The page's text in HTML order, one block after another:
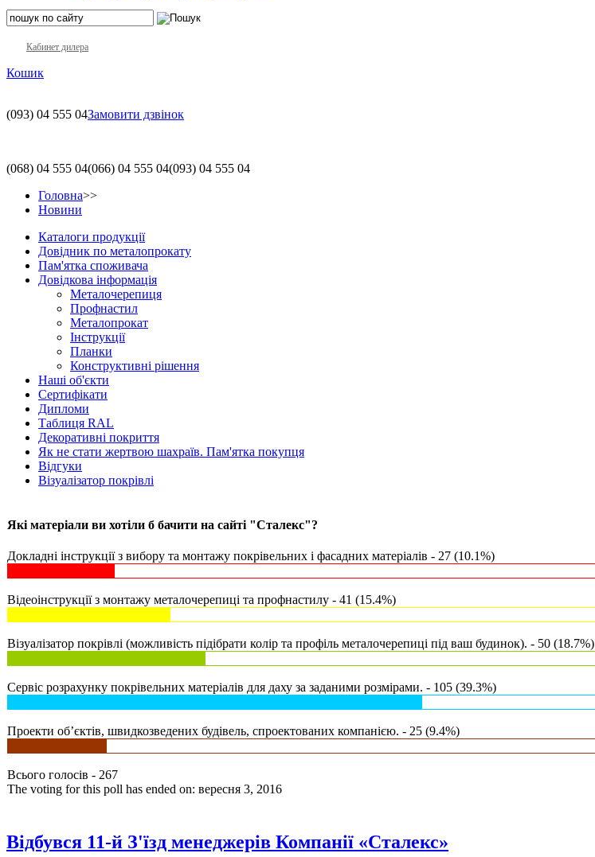
Кабинет дилера
Кошик
(093) 04 555 04Замовити дзвінок
(068) 04 555 04(066) 04 555 04(093) 04 555 04
Головна>>
Новини
Каталоги продукції
Довідник по металопрокату
Пам'ятка споживача
Довідкова інформація
Металочерепиця
Профнастил
Металопрокат
Інструкції
Планки
Конструктивні рішення
Наші об'єкти
Сертифікати
Дипломи
Таблиця RAL
Декоративні покриття
Як не стати жертвою шахраїв. Пам'ятка покупця
Відгуки
Візуалізатор покрівлі
Які матеріали ви хотіли б бачити на сайті "Сталекс"?
Докладні інструкції з вибору та монтажу покрівельних і фасадних матеріалів - 27 (10.1%)
Відеоінструкції з монтажу металочерепиці та профнастилу - 41 (15.4%)
Візуалізатор покрівлі (можливість підібрати колір та профіль металочерепиці під ваш будинок). - 50 (18.7%)
Сервіс розрахунку покрівельних матеріалів для даху за заданими розмірами. - 105 (39.3%)
Проекти об’єктів, швидкозведених будівель, спроектованих компанією. - 25 (9.4%)
Всього голосів - 267
The voting for this poll has ended on: вересня 3, 2016
Відбувся 11-й З'їзд менеджерів Компанії «Сталекс»